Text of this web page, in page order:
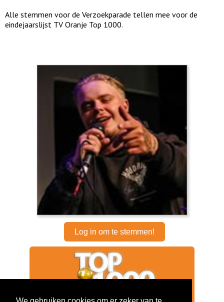
Alle stemmen voor de Verzoekparade tellen mee voor de
eindejaarslijst TV Oranje Top 1000.
Log in om te stemmen!